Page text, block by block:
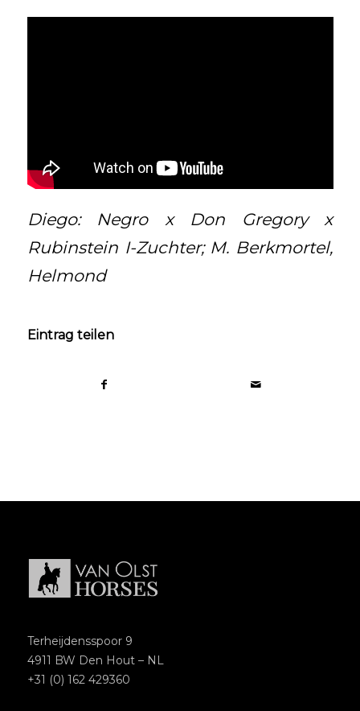
Diego: Negro x Don Gregory x
Rubinstein I-Zuchter; M. Berkmortel,
Helmond
Eintrag teilen
Terheijdensspoor 9
4911 BW Den Hout – NL
+31 (0) 162 429360